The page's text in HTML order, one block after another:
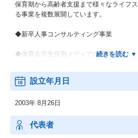
保育期から高齢者支援まで様々なライフ
る事業を複数展開しています。
◆新卒人事コンサルティング事業
◆体育会学生採用メディアの運営
、「アスプラ就職リーグ」
、就活サイト「アスプラ」
◆女子学生採用メディアの運営
：「Woman Career Seminar」
、「Woman Career Matching」
、就活サイト「女子キャリ」
設立年月日
2003年 8月26日
代表者